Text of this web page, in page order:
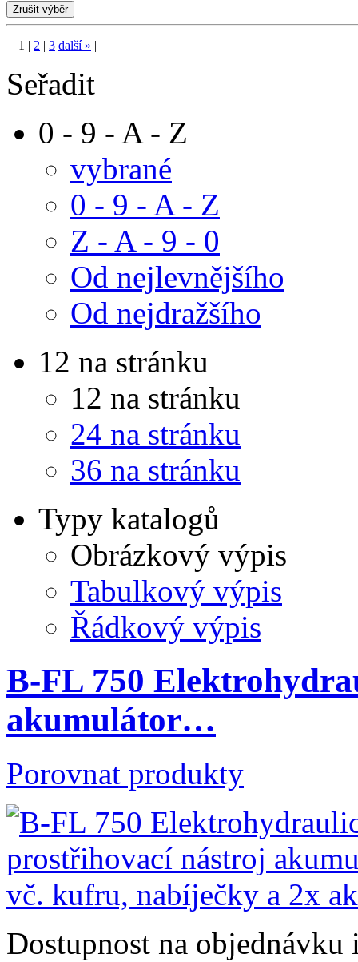
1 2 3 další »
Seřadit
0 - 9 - A - Z
vybrané
0 - 9 - A - Z
Z - A - 9 - 0
Od nejlevnějšího
Od nejdražšího
12 na stránku
12 na stránku
24 na stránku
36 na stránku
Typy katalogů
Obrázkový výpis
Tabulkový výpis
Řádkový výpis
B-FL 750
akumulátor…
Porovnat produkty
Dostupnost na objednávku